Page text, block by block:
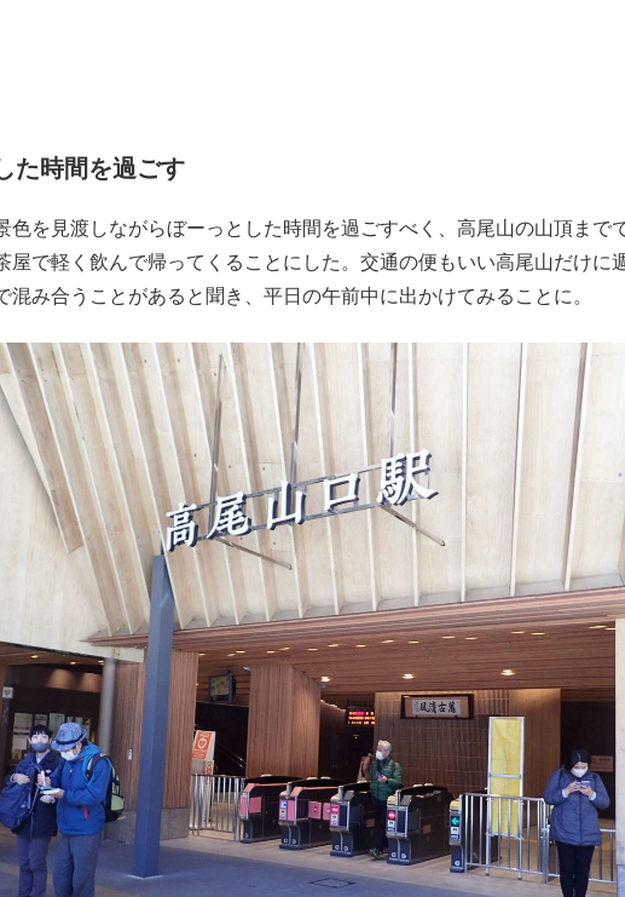
た時間を過ごす
を見渡しながらぼーっとした時間を過ごすべく、高尾山の山頂まで
屋で軽く飲んで帰ってくることにした。交通の便もいい高尾山だけに
混み合うことがあると聞き、平日の午前中に出かけてみることに。